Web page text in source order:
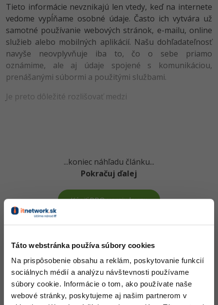
Táto webstránka používa súbory cookies
Na prispôsobenie obsahu a reklám, poskytovanie funkcií
sociálnych médií a analýzu návštevnosti používame
súbory cookie. Informácie o tom, ako používate naše
webové stránky, poskytujeme aj našim partnerom v
HTML/CSS -80%
Photoshop -80%
Adobe Illustrator -80%
Adobe Lightroom -30%
Adobe XD -15%
-80%
Inkscape
Fotografovanie
Ostatné
Fórum
Príbehy absolventov
Blog
Médiá
Kariéra
Tieto informácie nevznikajú len vtedy, keď na internete
vedome vypĺňame osobné údaje. Často ich vytvára už
samotné používanie webových stránok, e-mailu, online
služieb alebo mobilných aplikácií. Našu dohľadateľnosť
navyše neovplyvňuje iba to, čo o sebe priamo
oznámime, ale aj údaje spojené s komunikáciou,
prenášanými súbormi a použitými službami.
Je preto dôležité rozlišovať medzi
...koniec náhľadu článku...
Pokračuj ďalej
Kúpiť PRO verziu kurzu
ukázali niečo nového a užitočného.
Chceš v kurze pokračovať? Prejdi doprémiové sekcie